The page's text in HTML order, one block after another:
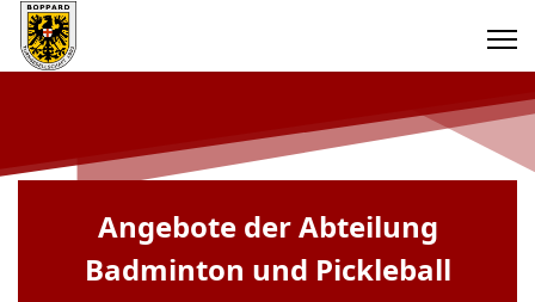
Angebote der Abteilung
Badminton und Pickleball